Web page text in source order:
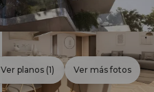
Ver planos (1) Ver más fotos